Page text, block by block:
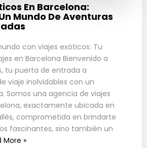
En Barcelona:
Mundo De Aventuras
con viajes exóticos: Tu
en Barcelona Bienvenido a
tu puerta de entrada a
viaje inolvidables con un
Somos una agencia de viajes
exactamente ubicada en
comprometida en brindarte
fascinantes, sino también un
More »